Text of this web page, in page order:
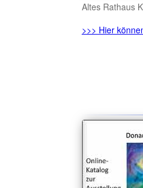
Altes Rathaus
>>> Hier